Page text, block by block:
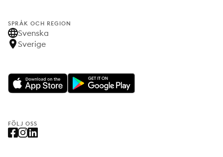
SPRÅK OCH REGION
Svenska
Sverige
FÖLJ OSS